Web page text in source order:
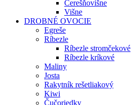
Čerešňovišne
Višne
DROBNÉ OVOCIE
Egreše
Ríbezle
Ríbezle stromčekové
Ríbezle kríkové
Maliny
Josta
Rakytník rešetliakový
Kiwi
Čučoriedky